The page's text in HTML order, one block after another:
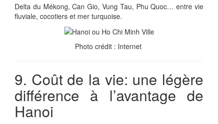
Delta du Mékong, Can Gio, Vung Tau, Phu Quoc… entre vie
fluviale, cocotiers et mer turquoise.
Photo crédit : Internet
9. Coût de la vie: une légère
différence à l’avantage de
Hanoi